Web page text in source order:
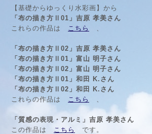
【基礎からゆっくり水彩画】から
「布の描き方Ⅱ01」吉原 孝美さん
これらの作品は こちら 、
「布の描き方Ⅱ02」吉原 孝美さん
「布の描き方Ⅱ01」富山 明子さん
「布の描き方Ⅱ02」富山 明子さん
「布の描き方Ⅱ01」和田 K.さん
「布の描き方Ⅱ02」和田 K.さん
これらの作品は こちら 、
「質感の表現・アルミ」吉原 孝美さん
この作品は こちら です。